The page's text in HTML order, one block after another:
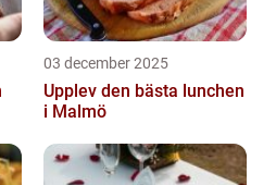
03 december 2025
Upplev den bästa lunchen
i Malmö